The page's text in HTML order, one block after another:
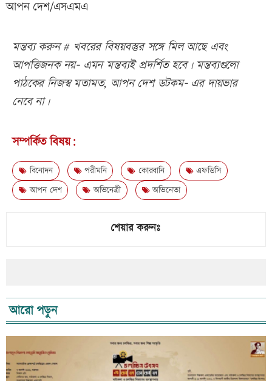
আপন দেশ/এসএমএ
মন্তব্য করুন # খবরের বিষয়বস্তুর সঙ্গে মিল আছে এবং
আপত্তিজনক নয়- এমন মন্তব্যই প্রদর্শিত হবে। মন্তব্যগুলো
পাঠকের নিজস্ব মতামত, আপন দেশ ডটকম- এর দায়ভার
নেবে না।
সম্পর্কিত বিষয়:
বিনোদন পরীমনি কোরবানি
এফডিসি
আপন দেশ
অভিনেত্রী অভিনেতা
শেয়ার করুনঃ
আরো পড়ুন